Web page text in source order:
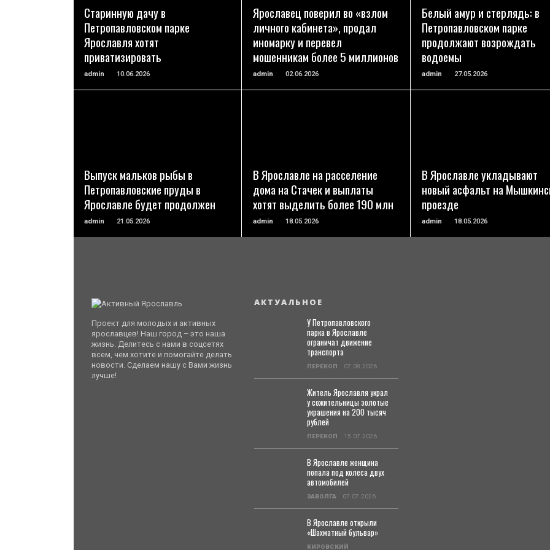
Старинную дачу в
Петропавловском парке
Ярославля хотят
приватизировать
admin 10.06.2026
Ярославец поверил во «взлом
личного кабинета», продал
иномарку и перевел
мошенникам более 5 миллионов
admin 02.06.2026
Белый амур и стерлядь: в
Петропавловском парке
продолжают возрождать
водоемы
admin 27.05.2026
Выпуск мальков рыбы в
Петропавловские пруды в
Ярославле будет продолжен
admin 21.05.2026
В Ярославле на расселение
дома на Стачек и выплаты
хотят выделить более 190 млн
admin 18.05.2026
В Ярославле укладывают
новый асфальт на
проезде
admin 18.05.2026
Проект для молодых и активных
ярославцев! Наш город – это наша
жизнь. Делитесь с нами в соцсетях
всем, чем хотите и помогайте делать
новости. Сделаем нашу с Вами жизнь
лучше!
АКТУАЛЬНОЕ
У Петропавловского
парка в Ярославле
ограничат движение
транспорта
ПЕРЕКОП 07.08.2026
Житель Ярославля украл
у сожительницы золотые
украшения на 200 тысяч
рублей
ПЕРЕКОП 15.07.2026
В Ярославле женщина
попала под колеса двух
автомобилей
ЗАВОЛГА 07.07.2026
В Ярославле открыли
«Шахматный бульвар»
КИРОВСКИЙ